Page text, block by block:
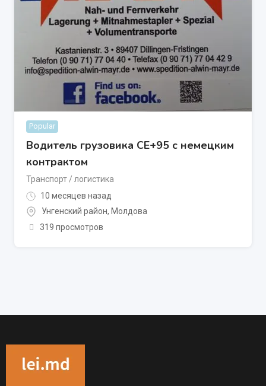
Popular
Водитель грузовика CE+95 с немецким
контрактом
Транспорт / логистика
10 месяцев назад
Унгенский район, Молдова
319 просмотров